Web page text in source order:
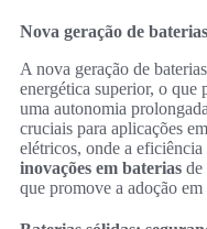
Nova geração de
A nova geração de
energética superior, o que
uma autonomia
cruciais para aplicações
elétricos, onde a
inovações em baterias de
que promove a adoção